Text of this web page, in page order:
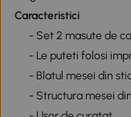
Caracteristici
- Set 2 masute de
- Le puteti folosi
- Blatul mesei din
- Structura mesei